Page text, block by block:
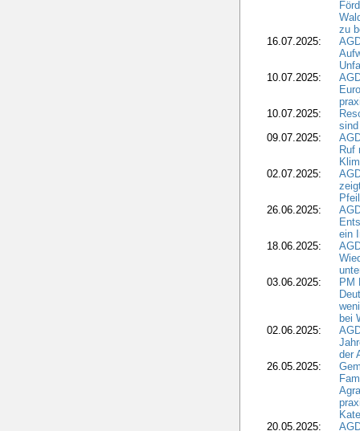
zu
16.07.2025:
10.07.2025:
10.07.2025:
09.07.2025:
Ruf
02.07.2025:
26.06.2025:
ein
18.06.2025:
03.06.2025:
PM
bei
02.06.2025:
der
26.05.2025:
20.05.2025: